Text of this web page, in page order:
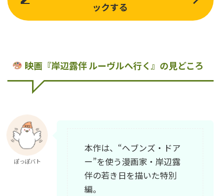
ックする
映画『岸辺露伴 ルーヴルへ行く』の見どころ
ぽっぽバト
本作は、“ヘブンズ・ドア
ー”を使う漫画家・岸辺露
伴の若き日を描いた特別
編。